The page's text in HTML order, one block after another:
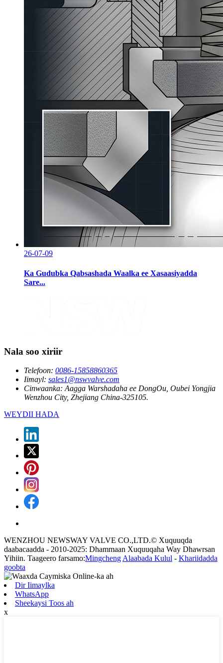
26-07-09
Ka Gudubka Qabsashada Waalka ee Xasaasiyadda
Sare...
Nala soo xiriir
Telefoon: 0086-15858860365
Iimayl: sales1@nswvalve.com
Cinwaanka: Aagga Warshadaha ee DongOu, Oubei Yongjia
Wenzhou City, Zhejiang China-325105.
WEYDII HADA
WENZHOU NEWSWAY VALVE CO.,LTD.© Xuquuqda
daabacaadda - 2010-2025: Dhammaan Xuquuqaha Way Dhawrsan
Yihiin. Taageero farsamo:Mingcheng Alaabada Kulul - Khariidadda
goobta
Dir Iimaylka
WhatsApp
Sheekaysi Toos ah
x